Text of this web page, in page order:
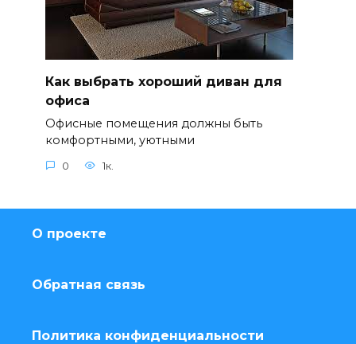
Как выбрать хороший диван для
офиса
Офисные помещения должны быть
комфортными, уютными
0 1к.
О проекте
Обратная связь
Политика конфиденциальности